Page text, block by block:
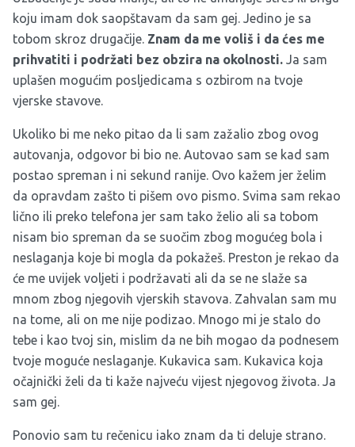
koju imam dok saopštavam da sam gej. Jedino je sa
tobom skroz drugačije. Znam da me voliš i da ćes me
prihvatiti i podržati bez obzira na okolnosti. Ja sam
uplašen mogućim posljedicama s ozbirom na tvoje
vjerske stavove.
Ukoliko bi me neko pitao da li sam zažalio zbog ovog
autovanja, odgovor bi bio ne. Autovao sam se kad sam
postao spreman i ni sekund ranije. Ovo kažem jer želim
da opravdam zašto ti pišem ovo pismo. Svima sam rekao
lično ili preko telefona jer sam tako želio ali sa tobom
nisam bio spreman da se suočim zbog mogućeg bola i
neslaganja koje bi mogla da pokažeš. Preston je rekao da
će me uvijek voljeti i podržavati ali da se ne slaže sa
mnom zbog njegovih vjerskih stavova. Zahvalan sam mu
na tome, ali on me nije podizao. Mnogo mi je stalo do
tebe i kao tvoj sin, mislim da ne bih mogao da podnesem
tvoje moguće neslaganje. Kukavica sam. Kukavica koja
očajnički želi da ti kaže najveću vijest njegovog života. Ja
sam gej.
Ponovio sam tu rečenicu iako znam da ti deluje strano.